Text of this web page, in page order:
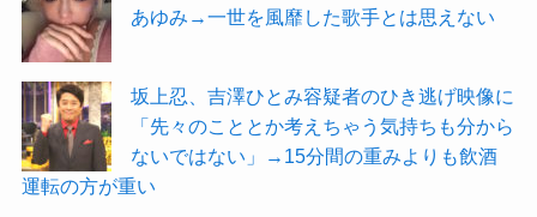
あゆみ→一世を風靡した歌手とは思えない
坂上忍、吉澤ひとみ容疑者のひき逃げ映像に
「先々のこととか考えちゃう気持ちも分から
ないではない」→15分間の重みよりも飲酒
運転の方が重い